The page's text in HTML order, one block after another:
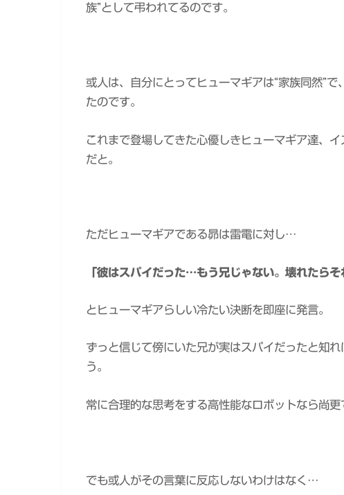
族”として弔われてるのです。
或人は、自分にとってヒューマギアは“家族同然”
たのです。
これまで登場してきた心優しきヒューマギア達、
だと。
ただヒューマギアである昴は雷電に対し…
「彼はスパイだった…もう兄じゃない。壊れたらそ
とヒューマギアらしい冷たい決断を即座に発言。
ずっと信じて傍にいた兄が実はスパイだったと知
う。
常に合理的な思考をする高性能なロボットなら尚更
でも或人がその言葉に反応しないわけはなく…